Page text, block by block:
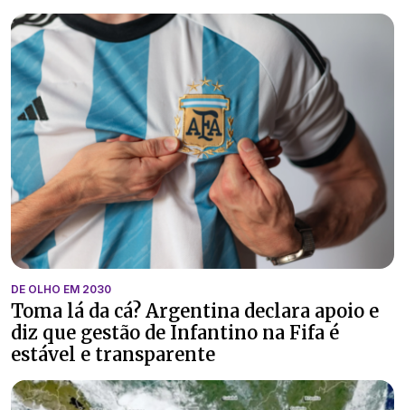
DE OLHO EM 2030
Toma lá da cá? Argentina declara apoio e
diz que gestão de Infantino na Fifa é
estável e transparente